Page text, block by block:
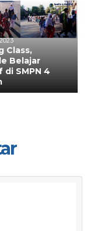
Class,
Belajar
di SMPN 4